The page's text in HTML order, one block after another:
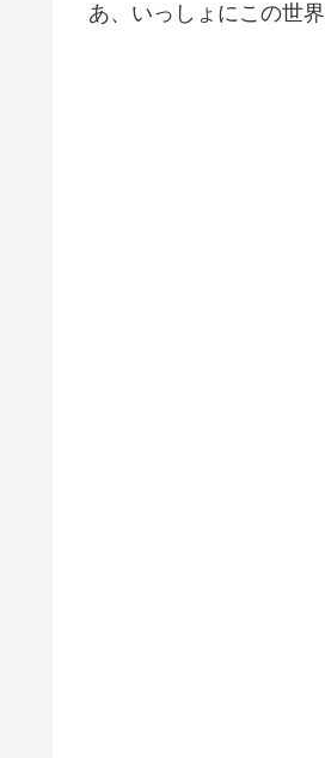
あ、いっしょにこの世